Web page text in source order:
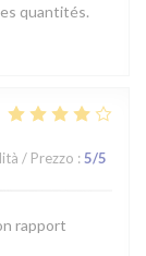
quantités.
/ Prezzo : 5/5
rapport